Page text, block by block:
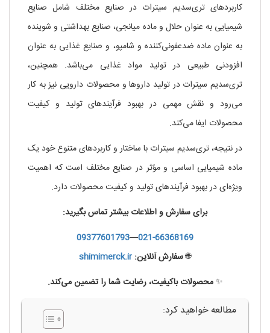
کاربردهای تری‌سدیم سیترات در صنایع مختلف شامل صنایع
شیمیایی به عنوان حلال و ماده میانجی، صنایع بهداشتی و شوینده
به عنوان ماده ضدعفونی‌کننده و شامپو، و صنایع غذایی به عنوان
افزودنی طبیعی در تولید مواد غذایی می‌باشد. همچنین،
تری‌سدیم سیترات در تولید داروها و محصولات دارویی نیز به کار
می‌رود و نقش مهمی در بهبود فرآیندهای تولید و کیفیت
محصولات ایفا می‌کند.
در نتیجه، تری‌سدیم سیترات با ساختار و کاربردهای متنوع خود یک
ماده شیمیایی اساسی و مؤثر در صنایع مختلف است که اهمیت
ویژه‌ای در بهبود فرآیندهای تولید و کیفیت محصولات دارد.
برای سفارش و اطلاعات بیشتر تماس بگیرید:
021-66368169
—
09377601793
🌐سفارش آنلاین: shimimerck.ir
✨محصولات باکیفیت، رضایت شما را تضمین می‌کند.
مطالعه خواهید کرد: